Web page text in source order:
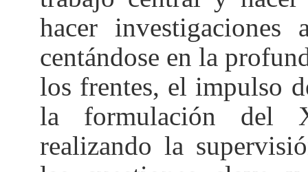
hacer
centándose en la
los frentes, el impulso
la formulación del
realizando la